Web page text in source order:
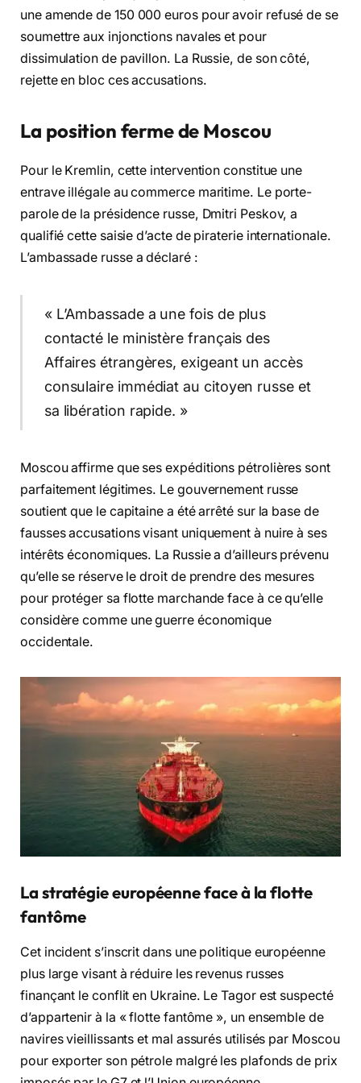
une amende de 150 000 euros pour avoir refusé de se
soumettre aux injonctions navales et pour
dissimulation de pavillon. La Russie, de son côté,
rejette en bloc ces accusations.
La position ferme de Moscou
Pour le Kremlin, cette intervention constitue une
entrave illégale au commerce maritime. Le porte-
parole de la présidence russe, Dmitri Peskov, a
qualifié cette saisie d’acte de piraterie internationale.
L’ambassade russe a déclaré :
« L’Ambassade a une fois de plus
contacté le ministère français des
Affaires étrangères, exigeant un accès
consulaire immédiat au citoyen russe et
sa libération rapide. »
Moscou affirme que ses expéditions pétrolières sont
parfaitement légitimes. Le gouvernement russe
soutient que le capitaine a été arrêté sur la base de
fausses accusations visant uniquement à nuire à ses
intérêts économiques. La Russie a d’ailleurs prévenu
qu’elle se réserve le droit de prendre des mesures
pour protéger sa flotte marchande face à ce qu’elle
considère comme une guerre économique
occidentale.
La stratégie européenne face à la flotte
fantôme
Cet incident s’inscrit dans une politique européenne
plus large visant à réduire les revenus russes
finançant le conflit en Ukraine. Le Tagor est suspecté
d’appartenir à la « flotte fantôme », un ensemble de
navires vieillissants et mal assurés utilisés par Moscou
pour exporter son pétrole malgré les plafonds de prix